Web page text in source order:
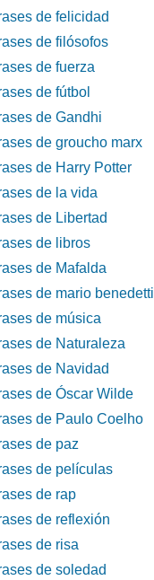
de felicidad
de filósofos
de fuerza
de fútbol
de Gandhi
de groucho marx
de Harry Potter
de la vida
de Libertad
de libros
de Mafalda
de mario benedetti
de música
de Naturaleza
de Navidad
de Óscar Wilde
de Paulo Coelho
de paz
de películas
de rap
de reflexión
de risa
de soledad